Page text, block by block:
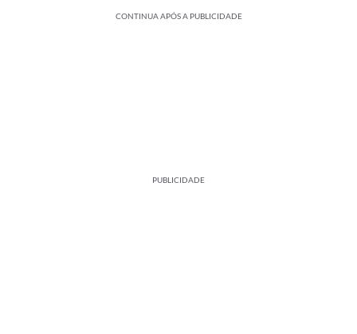
CONTINUA APÓS A PUBLICIDADE
PUBLICIDADE